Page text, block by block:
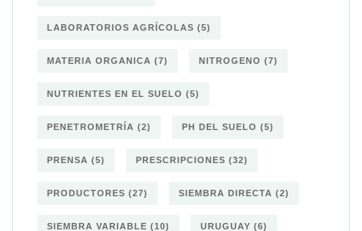
LABORATORIOS AGRÍCOLAS (5)
MATERIA ORGANICA (7) NITROGENO (7)
NUTRIENTES EN EL SUELO (5)
PENETROMETRÍA (2) PH DEL SUELO (5)
PRENSA (5) PRESCRIPCIONES (32)
PRODUCTORES (27) SIEMBRA DIRECTA (2)
SIEMBRA VARIABLE (10) URUGUAY (6)